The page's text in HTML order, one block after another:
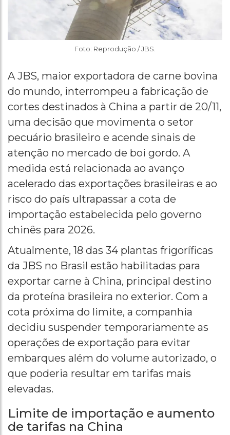
Foto: Reprodução / JBS.
A JBS, maior exportadora de carne bovina
do mundo, interrompeu a fabricação de
cortes destinados à China a partir de 20/11,
uma decisão que movimenta o setor
pecuário brasileiro e acende sinais de
atenção no mercado de boi gordo. A
medida está relacionada ao avanço
acelerado das exportações brasileiras e ao
risco do país ultrapassar a cota de
importação estabelecida pelo governo
chinês para 2026.
Atualmente, 18 das 34 plantas frigoríficas
da JBS no Brasil estão habilitadas para
exportar carne à China, principal destino
da proteína brasileira no exterior. Com a
cota próxima do limite, a companhia
decidiu suspender temporariamente as
operações de exportação para evitar
embarques além do volume autorizado, o
que poderia resultar em tarifas mais
elevadas.
Limite de importação e aumento
de tarifas na China